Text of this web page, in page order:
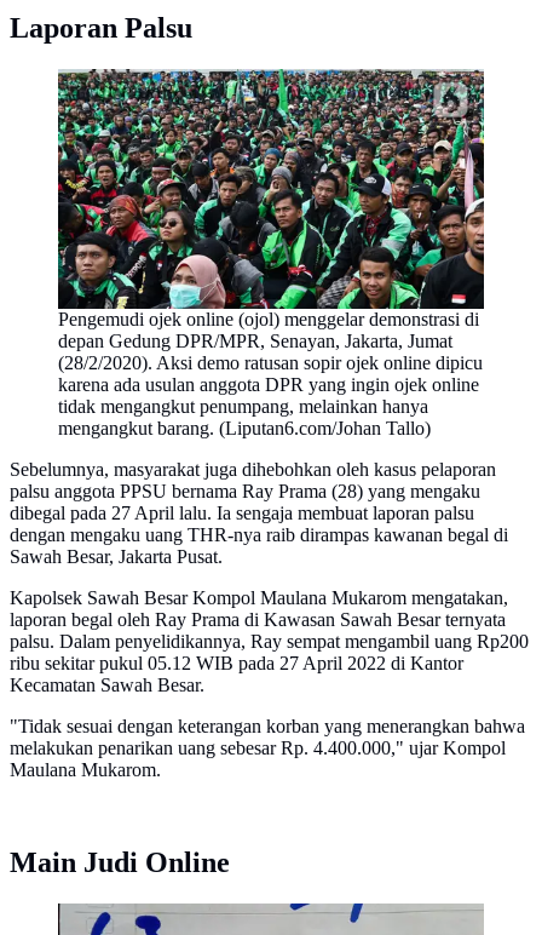
Laporan Palsu
Pengemudi ojek online (ojol) menggelar demonstrasi di
depan Gedung DPR/MPR, Senayan, Jakarta, Jumat
(28/2/2020). Aksi demo ratusan sopir ojek online dipicu
karena ada usulan anggota DPR yang ingin ojek online
tidak mengangkut penumpang, melainkan hanya
mengangkut barang. (Liputan6.com/Johan Tallo)
Sebelumnya, masyarakat juga dihebohkan oleh kasus pelaporan
palsu anggota PPSU bernama Ray Prama (28) yang mengaku
dibegal pada 27 April lalu. Ia sengaja membuat laporan palsu
dengan mengaku uang THR-nya raib dirampas kawanan begal di
Sawah Besar, Jakarta Pusat.
Kapolsek Sawah Besar Kompol Maulana Mukarom mengatakan,
laporan begal oleh Ray Prama di Kawasan Sawah Besar ternyata
palsu. Dalam penyelidikannya, Ray sempat mengambil uang Rp200
ribu sekitar pukul 05.12 WIB pada 27 April 2022 di Kantor
Kecamatan Sawah Besar.
"Tidak sesuai dengan keterangan korban yang menerangkan bahwa
melakukan penarikan uang sebesar Rp. 4.400.000," ujar Kompol
Maulana Mukarom.
Main Judi Online